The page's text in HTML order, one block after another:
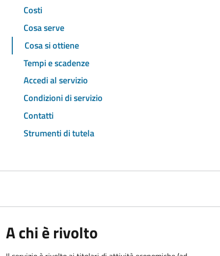
Costi
Cosa serve
Cosa si ottiene
Tempi e scadenze
Accedi al servizio
Condizioni di servizio
Contatti
Strumenti di tutela
A chi è rivolto